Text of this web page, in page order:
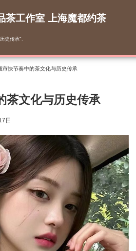
茶工作室 上海魔都约茶
史传承".
市快节奏中的茶文化与历史传承
茶文化与历史传承
日